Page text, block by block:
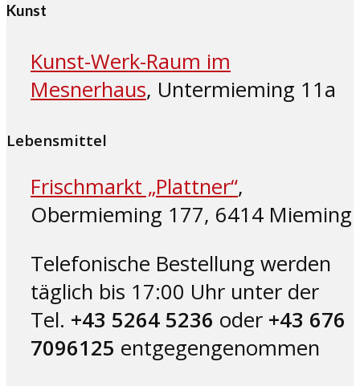
Kunst
Kunst-Werk-Raum im
Mesnerhaus, Untermieming 11a
Lebensmittel
Frischmarkt „Plattner“,
Obermieming 177, 6414 Mieming
Telefonische Bestellung werden
täglich bis 17:00 Uhr unter der
Tel. +43 5264 5236 oder +43 676
7096125 entgegengenommen